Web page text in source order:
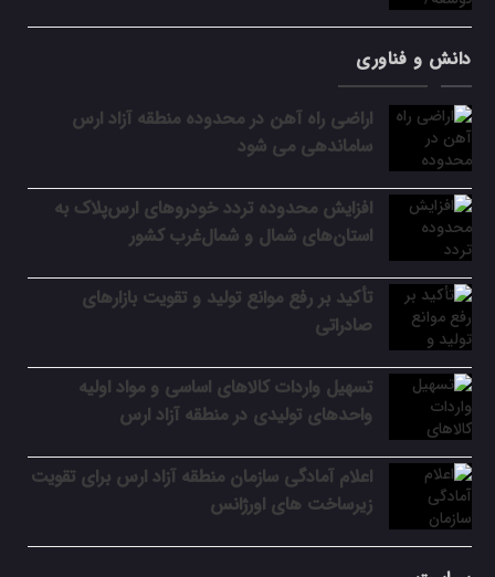
دانش و فناوری
اراضی راه آهن در محدوده منطقه آزاد ارس
ساماندهی می شود
افزایش محدوده تردد خودروهای ارس‌پلاک به
استان‌های شمال و شمال‌غرب کشور
تأکید بر رفع موانع تولید و تقویت بازارهای
صادراتی
تسهیل واردات کالاهای اساسی و مواد اولیه
واحدهای تولیدی در منطقه آزاد ارس
اعلام آمادگی سازمان منطقه آزاد ارس برای تقویت
زیرساخت‌ های اورژانس